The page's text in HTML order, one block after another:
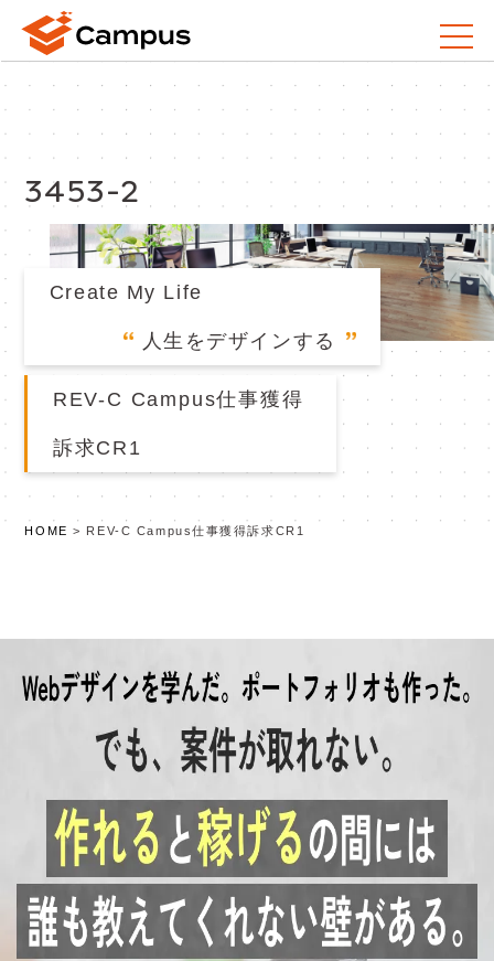
3453-2
Create My Life
人生をデザインする
REV-C Campus仕事獲得
訴求CR1
HOME > REV-C Campus仕事獲得訴求CR1